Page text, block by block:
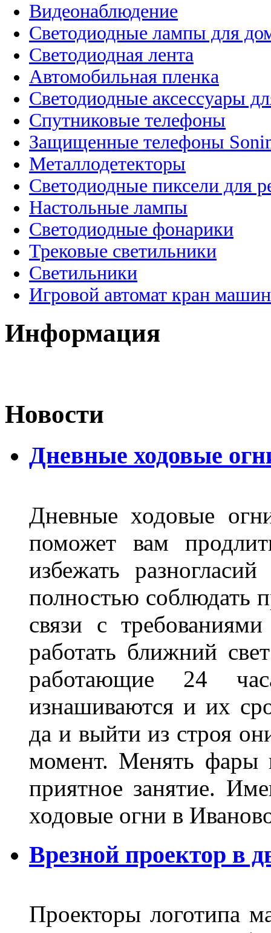
Видеонаблюдение
Светодиодные лампы для
Светодиодная лента
Автомобильная пленка
Светодиодные аксессуары
Спутниковые телефоны
Защищенные телефоны
Металлодетекторы
Светодиодные пиксели для
Настольные лампы
Светодиодные фонарики
Трековые светильники
Светильники
Игровой автомат кран
Информация
Новости
Дневные ходовые
Дневные ходовые
поможет вам
избежать
полностью соблюдать
связи с
работать ближний
работающие 24
изнашиваются и их
да и выйти из строя
момент. Менять
приятное занятие.
ходовые огни в
Врезной проектор в
Проекторы логотипа